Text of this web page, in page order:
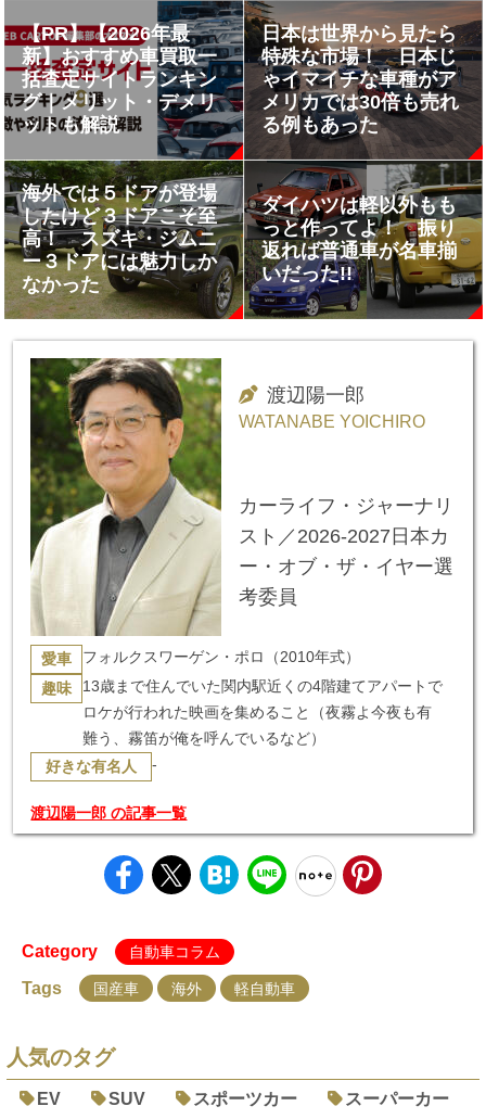
【PR】【2026年最
新】おすすめ車買取一
括査定サイトランキン
グ｜メリット・デメリ
ットも解説
日本は世界から見たら
特殊な市場！ 日本じ
ゃイマイチな車種がア
メリカでは30倍も売れ
る例もあった
海外では５ドアが登場
したけど３ドアこそ至
高！ スズキ・ジムニ
ー３ドアには魅力しか
なかった
ダイハツは軽以外もも
っと作ってよ！ 振り
返れば普通車が名車揃
いだった!!
渡辺陽一郎
WATANABE YOICHIRO
カーライフ・ジャーナリ
スト／2026-2027日本カ
ー・オブ・ザ・イヤー選
考委員
愛車 フォルクスワーゲン・ポロ（2010年式）
趣味
13歳まで住んでいた関内駅近くの4階建てアパートで
ロケが行われた映画を集めること（夜霧よ今夜も有
難う、霧笛が俺を呼んでいるなど）
好きな有名人 -
渡辺陽一郎 の記事一覧
Category 自動車コラム
Tags 国産車 海外 軽自動車
人気のタグ
EV SUV スポーツカー
スーパーカー